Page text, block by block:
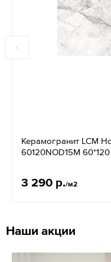
Керамогранит LCM
60120NOD15M
3 290 р./м2
Наши акции